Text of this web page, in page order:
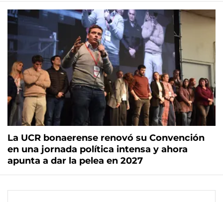
La UCR bonaerense renovó su Convención
en una jornada política intensa y ahora
apunta a dar la pelea en 2027